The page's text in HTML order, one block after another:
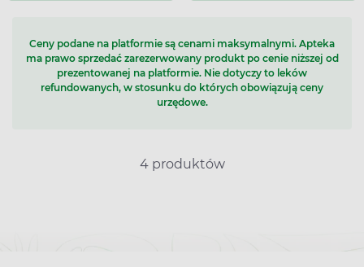
Ceny podane na platformie są cenami maksymalnymi. Apteka
ma prawo sprzedać zarezerwowany produkt po cenie niższej od
prezentowanej na platformie. Nie dotyczy to leków
refundowanych, w stosunku do których obowiązują ceny
urzędowe.
4 produktów